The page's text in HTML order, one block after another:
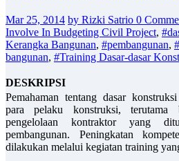
Mar 25, 2014 by Rizki Satrio 0
Involve In Budgeting Civil Project,
Kerangka Bangunan, #pembangunan,
bangunan, #Training Dasar-dasar
DESKRIPSI
Pemahaman tentang dasar
para pelaku konstruksi,
pengelolaan kontraktor yang
pembangunan. Peningkatan
dilakukan melalui kegiatan training